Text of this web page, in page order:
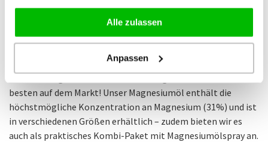
Alle zulassen
Anpassen
gehört, umfasst ausschließlich Produkte vonhöchster
. Es wird aus der Zechstein-Quelle gewonnen und
enthält die höchstmögliche Konzentration an in Wasser
verzichten wir auf unnötige Zusätze
besten auf dem Markt! Unser Magnesiumöl enthält die
höchstmögliche Konzentration an Magnesium (31%) und ist
in verschiedenen Größen erhältlich – zudem bieten wir es
auch als praktisches Kombi-Paket mit Magnesiumölspray an.